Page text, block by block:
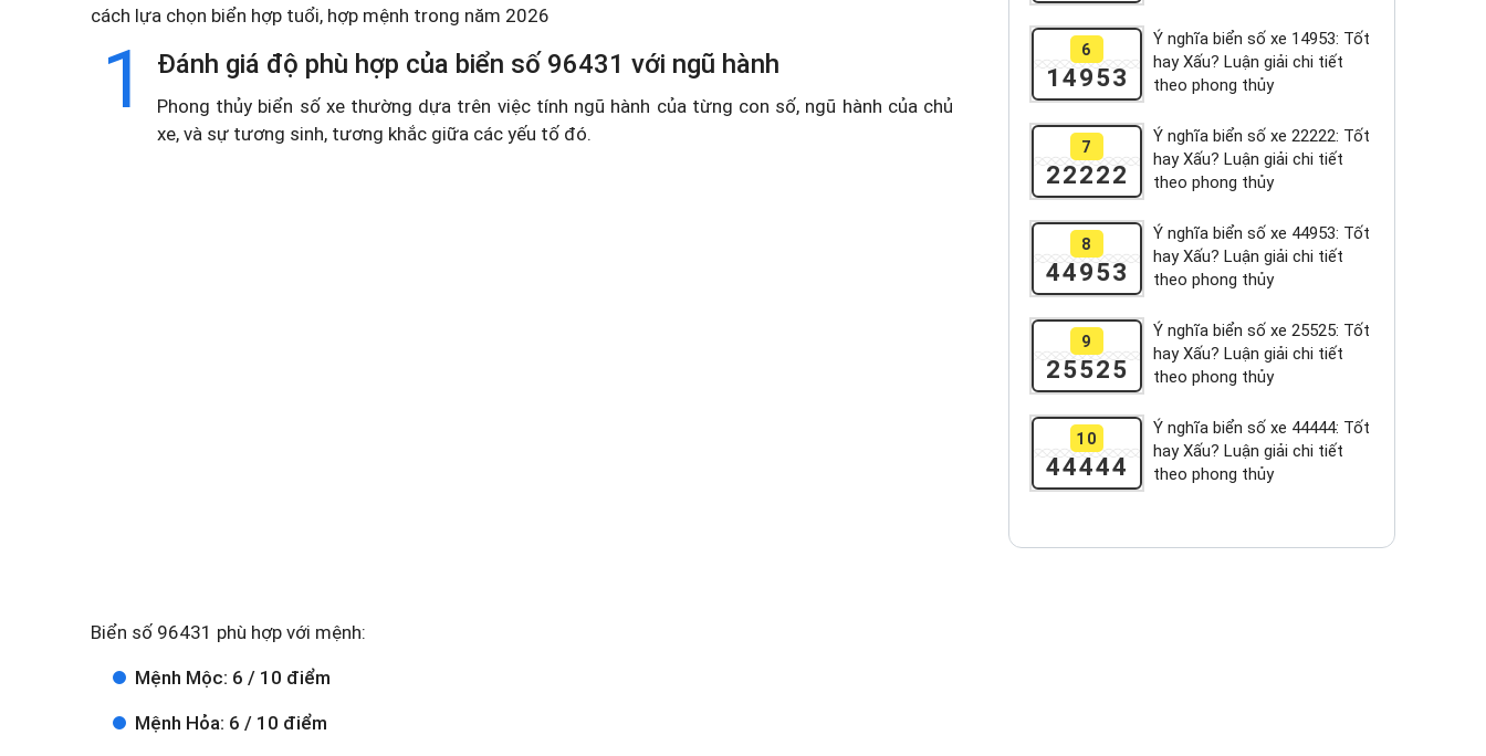
cách lựa chọn biển hợp tuổi, hợp mệnh trong năm 2026
1 Đánh giá độ phù hợp của biển số 96431 với ngũ hành
Phong thủy biển số xe thường dựa trên việc tính ngũ hành của từng con số, ngũ hành của chủ
xe, và sự tương sinh, tương khắc giữa các yếu tố đó.
Biển số 96431 phù hợp với mệnh:
Mệnh Mộc: 6 / 10 điểm
Mệnh Hỏa: 6 / 10 điểm
6
14953
Ý nghĩa biển số xe 14953: Tốt
hay Xấu? Luận giải chi tiết
theo phong thủy
7
22222
Ý nghĩa biển số xe 22222: Tốt
hay Xấu? Luận giải chi tiết
theo phong thủy
8
44953
Ý nghĩa biển số xe 44953: Tốt
hay Xấu? Luận giải chi tiết
theo phong thủy
9
25525
Ý nghĩa biển số xe 25525: Tốt
hay Xấu? Luận giải chi tiết
theo phong thủy
10
44444
Ý nghĩa biển số xe 44444: Tốt
hay Xấu? Luận giải chi tiết
theo phong thủy